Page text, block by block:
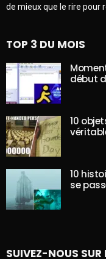
de mieux que le rire pour
TOP 3 DU MOIS
début
10
10
se
SUIVEZ-NOUS SUR